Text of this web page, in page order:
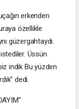
erkenden
özellikle
güzergahtaydı.
Üssün
indik Bu yüzden
dedi.